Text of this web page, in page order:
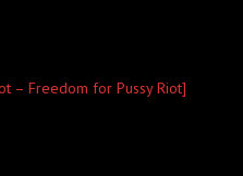
– Freedom for Pussy Riot]